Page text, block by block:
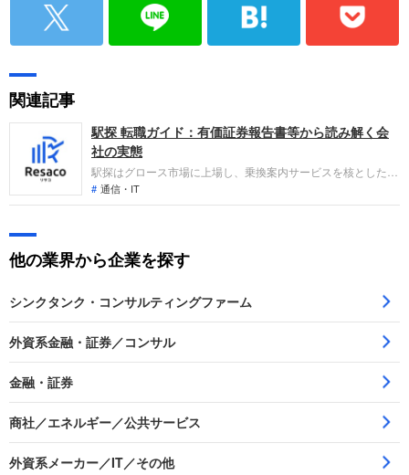
関連記事
駅探 転職ガイド：有価証券報告書等から読み解く会
社の実態
駅探はグロース市場に上場し、乗換案内サービスを核としたモ
ビリティサポート事業や広告配信プラットフォーム事業、
M&A・インキュベーション事業を展開しています。業績面で
上する厳しい状況です。
通信・IT
他の業界から企業を探す
シンクタンク・コンサルティングファーム
外資系金融・証券／コンサル
金融・証券
商社／エネルギー／公共サービス
外資系メーカー／IT／その他